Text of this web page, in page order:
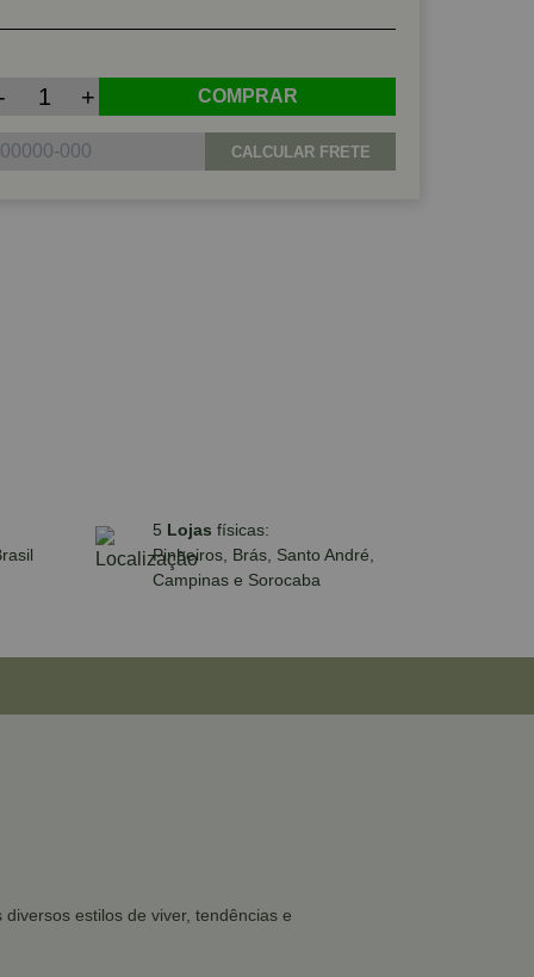
+ COMPRAR
CALCULAR FRETE
5 Lojas físicas:
Pinheiros, Brás, Santo André,
Campinas e Sorocaba
estilos de viver, tendências e